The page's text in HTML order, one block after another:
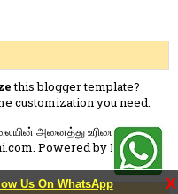
Us On WhatsApp X
this blogger template?
customization you need.
அனைத்து உரிமைகளும்
Powered byBlogger.